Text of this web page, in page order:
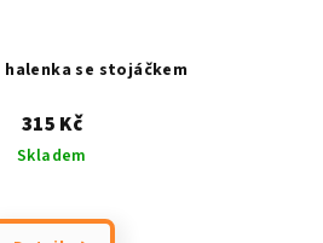
halenka se stojáčkem
315 Kč
Skladem